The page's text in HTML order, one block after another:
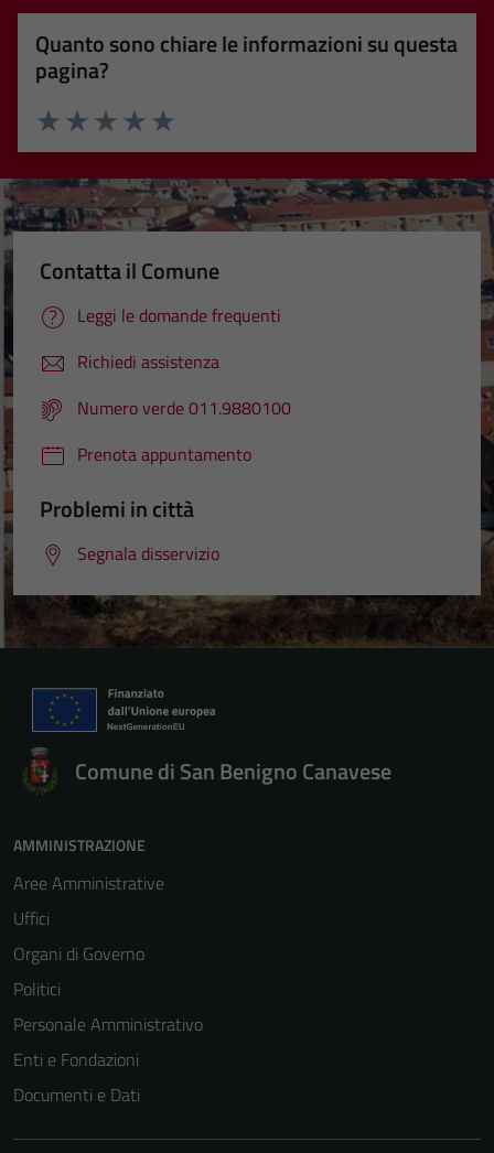
Quanto sono chiare le informazioni su questa
pagina?
Valuta 5 stelle su 5
Valuta 4 stelle su 5
Valuta 3 stelle su 5
Valuta 2 stelle su 5
Valuta 1 stelle su 5
Contatta il Comune
Leggi le domande frequenti
Richiedi assistenza
Numero verde 011.9880100
Prenota appuntamento
Problemi in città
Segnala disservizio
Comune di San Benigno Canavese
AMMINISTRAZIONE
Aree Amministrative
Uffici
Organi di Governo
Politici
Personale Amministrativo
Enti e Fondazioni
Documenti e Dati